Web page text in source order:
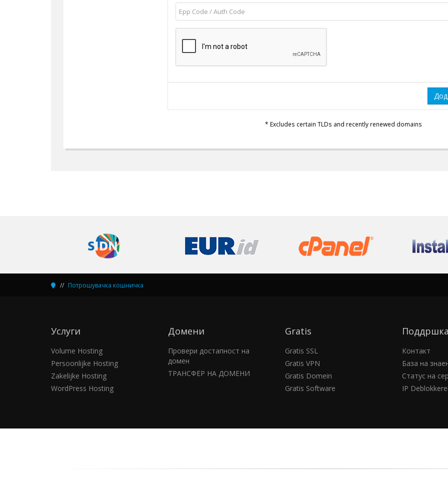
* Excludes certain TLDs and recently renewed domains
Потрошувачка кошничка
Услуги
Volume Hosting
Persoonlijke Hosting
Zakelijke Hosting
WordPress Hosting
Домени
Провери достапност на
домен
ТРАНСФЕР НА ДОМЕНИ
Gratis
Gratis SSL
Gratis VPN
Gratis Domein
Gratis Software
Контакт
База на
Статус на
IP